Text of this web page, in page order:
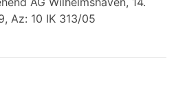
Az: 10 IK 313/05